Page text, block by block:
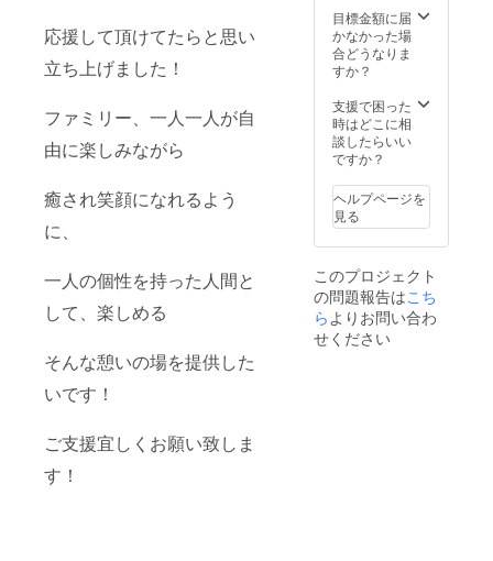
応援して頂けてたらと思い
立ち上げました！
ファミリー、一人一人が自
由に楽しみながら
癒され笑顔になれるよう
に、
一人の個性を持った人間と
して、楽しめる
そんな憩いの場を提供した
いです！
ご支援宜しくお願い致しま
す！
目標金額に届
かなかった場
合どうなりま
すか？
支援で困った
時はどこに相
談したらいい
ですか？
ヘルプページを
見る
このプロジェクト
の問題報告はこち
ら よりお問い合わ
せください